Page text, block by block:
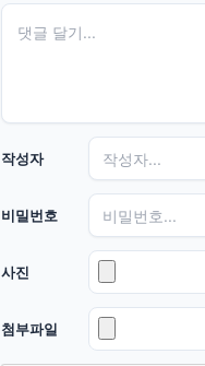
작성자
비밀번호
사진
첨부파일